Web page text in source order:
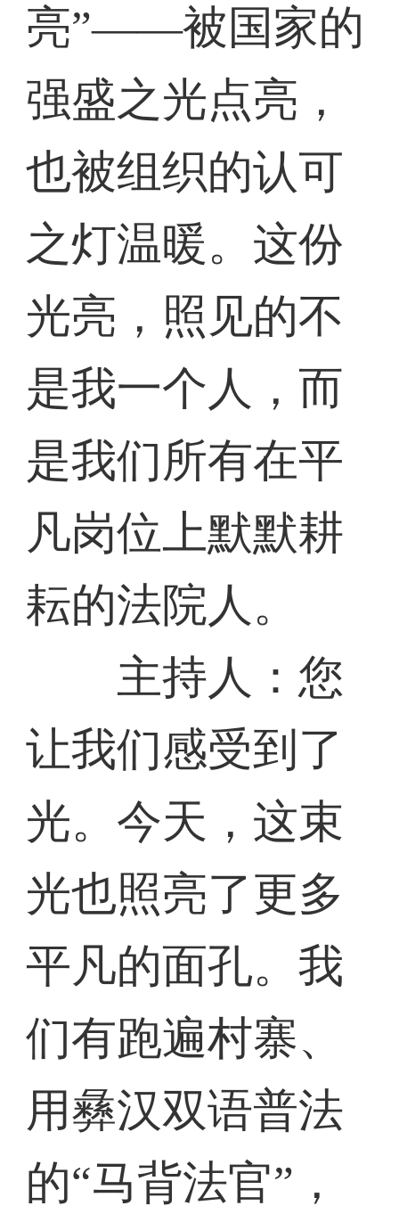
亮”——被国家的
强盛之光点亮，
也被组织的认可
之灯温暖。这份
光亮，照见的不
是我一个人，而
是我们所有在平
凡岗位上默默耕
耘的法院人。
主持人：您
让我们感受到了
光。今天，这束
光也照亮了更多
平凡的面孔。我
们有跑遍村寨、
用彝汉双语普法
的“马背法官”，